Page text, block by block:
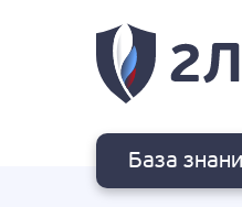
База